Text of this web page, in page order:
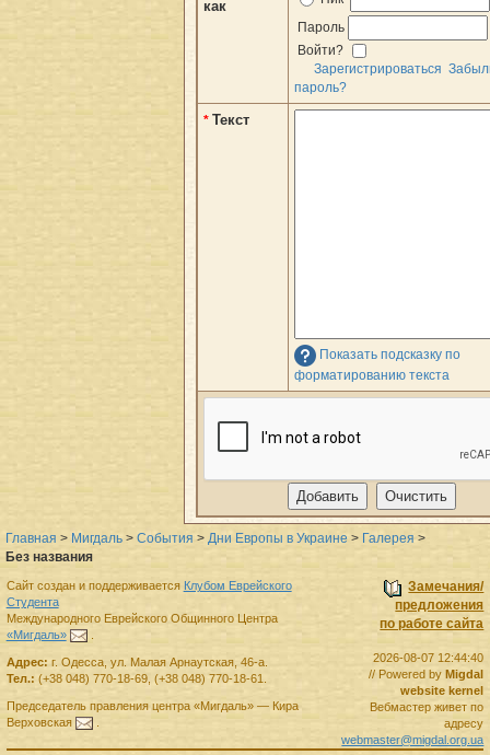
как
Пароль
Войти?
Зарегистрироваться
пароль?
* Текст
Показать подсказку по
форматированию текста
Главная > Мигдаль > События > Дни Европы в Украине > Галерея >
Без названия
Замечания/
предложения
по работе сайта
2026-08-07 12:44:40
// Powered byMigdal
website kernel
Вебмастер живет по
адресу
webmaster@migdal.org.ua
Сайт создан и поддерживается Клубом Еврейского
Студента
Международного Еврейского Общинного Центра
«Мигдаль»
.
Адрес: г. Одесса, ул. Малая Арнаутская, 46-а.
Тел.: (+38 048) 770-18-69, (+38 048) 770-18-61
Председатель правленияцентра «Мигдаль»— Кира
Верховская
.